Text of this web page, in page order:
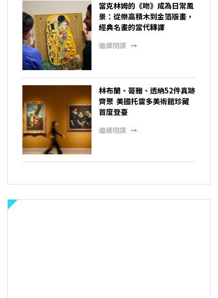
當克林姆的《吻》成為日常風
景：從樂高積木到金箔版畫，
經典名畫的當代轉譯
繼續閱讀
林布蘭、哥雅、透納52件真跡
齊聚 美國托雷多美術館珍藏
首度登臺
繼續閱讀